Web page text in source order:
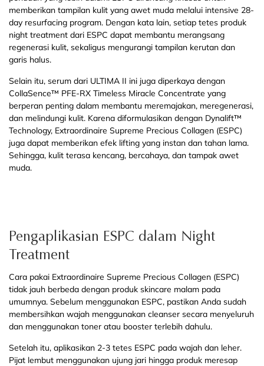
memberikan tampilan kulit yang awet muda melalui intensive 28-
day resurfacing program. Dengan kata lain, setiap tetes produk
night treatment dari ESPC dapat membantu merangsang
regenerasi kulit, sekaligus mengurangi tampilan kerutan dan
garis halus.
Selain itu, serum dari ULTIMA II ini juga diperkaya dengan
CollaSence™ PFE-RX Timeless Miracle Concentrate yang
berperan penting dalam membantu meremajakan, meregenerasi,
dan melindungi kulit. Karena diformulasikan dengan Dynalift™
Technology, Extraordinaire Supreme Precious Collagen (ESPC)
juga dapat memberikan efek lifting yang instan dan tahan lama.
Sehingga, kulit terasa kencang, bercahaya, dan tampak awet
muda.
Pengaplikasian ESPC dalam Night
Treatment
Cara pakai Extraordinaire Supreme Precious Collagen (ESPC)
tidak jauh berbeda dengan produk skincare malam pada
umumnya. Sebelum menggunakan ESPC, pastikan Anda sudah
membersihkan wajah menggunakan cleanser secara menyeluruh
dan menggunakan toner atau booster terlebih dahulu.
Setelah itu, aplikasikan 2-3 tetes ESPC pada wajah dan leher.
Pijat lembut menggunakan ujung jari hingga produk meresap